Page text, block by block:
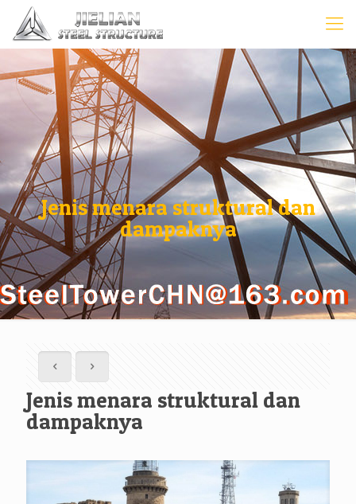
Jenis menara struktural dan
dampaknya
Jenis menara struktural dan
dampaknya